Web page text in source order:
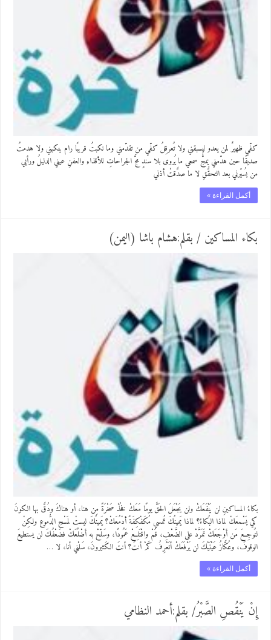
كفّي ظهيرٌ لمن يعدو ليسبقني ولا تُعرقِلُ كفّي من تقدّمني وما نكبتُ قريبًا رام ينكبني ولا هدمتُ
صديقًا حين هدّمني يمجُّ سمعي ما يُروى بلا سندٍ مجَّ الجراحاتِ للأقذاءِ والعفنِ عيني الدليلُ ورأيي
من يُسيّرني بعد التحقُّقِ لا ما صدَّقتْ أذني
أكمل القراءة »
بكاء المساكين / بقلم:هشام باشا (اليمن)
بكاءُ المساكينِ لن يَنْفَعَكْ ولن يَجْعَلَ الحَقَّ يومًا مَعَكْ فخُذْ صَخْرَةً مِن هنا، أو هناكَ ودُقَّ بها الكونَ
كي يَسْمعَكْ لماذا البُكاءُ؟ لماذا يَمينُكَ تُمسي مُكَفْكِفَةً أدْمُعَكْ؟ يَمينُكَ ليستْ لمَسْحِ الدُّموعِ ولكِنْ
لتُوجِعَ مَن أوْجَعَكْ تَمَرَّدْ على الضَّعْفِ، قُمْ واقْتَلِعْ عَمُودًا، وسَلّحْ به أضْلُعَكْ فضَعْفُكَ لن يستطيعَ
الوقوفَ، وعُكَّازُ عَيْنَيْكَ لن يَرْفَعَكْ أتَعْرِفُ كَمْ أنتَ؟ أنتَ الكَثيرونَ، سَلْني أنا، لا …
أكمل القراءة »
إِنْ يَنْقُصِ الصَّبْرُ/ بقلم:أحمد النظامي